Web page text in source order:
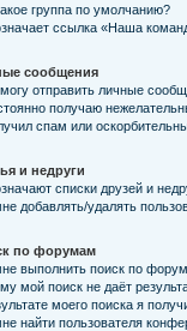
группа по умолчанию?
ссылка «Наша
сообщения
отправить личные
получаю
спам или
и недруги
списки друзей и
добавлять/удалять
по форумам
выполнить поиск по
мой поиск не даёт
моего поиска я
найти пользователя